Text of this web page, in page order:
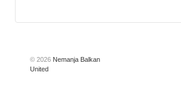
© 2026 Nemanja Balkan
United